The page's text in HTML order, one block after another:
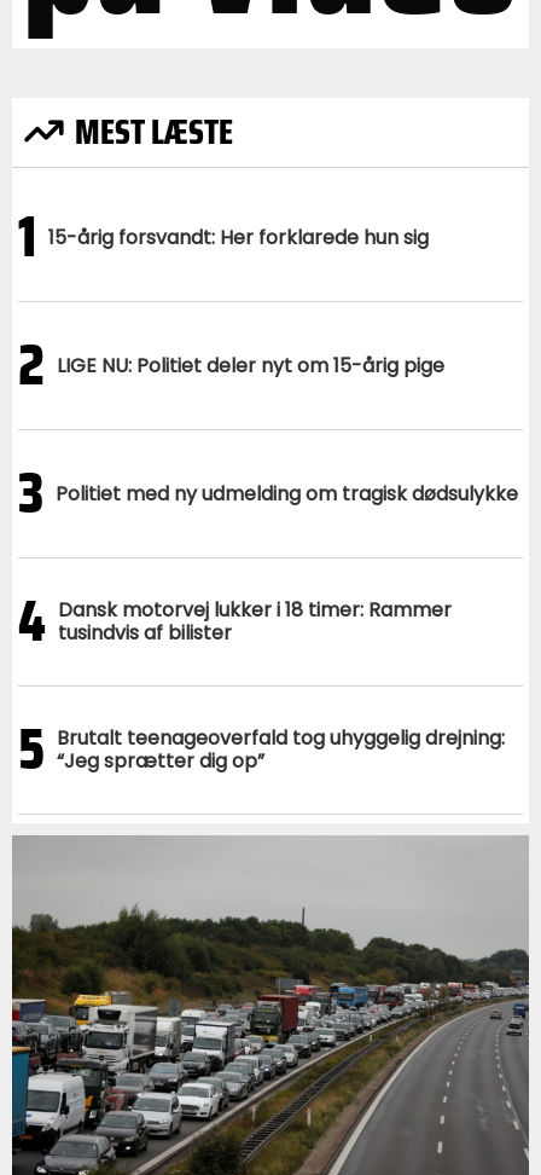
MEST LÆSTE
1 15-årig forsvandt: Her forklarede hun sig
2 LIGE NU: Politiet deler nyt om 15-årig pige
3 Politiet med ny udmelding om tragisk dødsulykke
4 Dansk motorvej lukker i 18 timer: Rammer
tusindvis af bilister
5 Brutalt teenageoverfald tog uhyggelig drejning:
“Jeg sprætter dig op”